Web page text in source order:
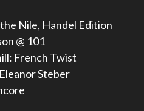
Nile, Handel Edition
@ 101
French Twist
Steber